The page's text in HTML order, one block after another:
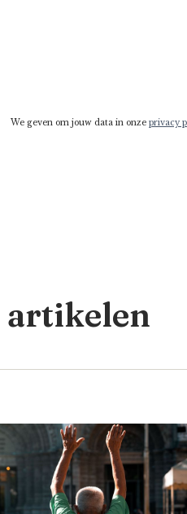
We geven om jouw data in onze privacy
artikelen